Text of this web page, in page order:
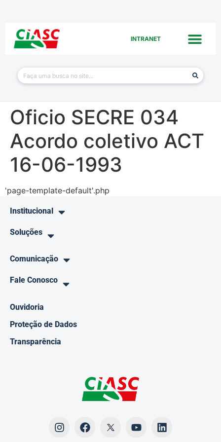
INTRANET
Oficio SECRE 034
Acordo coletivo ACT
16-06-1993
'page-template-default'.php
Institucional
Soluções
Comunicação
Fale Conosco
Ouvidoria
Proteção de Dados
Transparência